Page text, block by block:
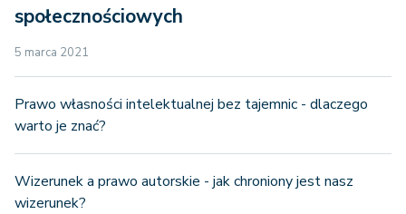
społecznościowych
5 marca 2021
Prawo własności intelektualnej bez tajemnic - dlaczego
warto je znać?
Wizerunek a prawo autorskie - jak chroniony jest nasz
wizerunek?